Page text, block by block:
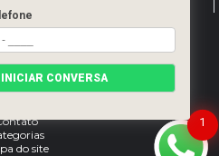
Home
Sobre Nós
Serviços
Contato
do site
1
INICIAR CONVERSA